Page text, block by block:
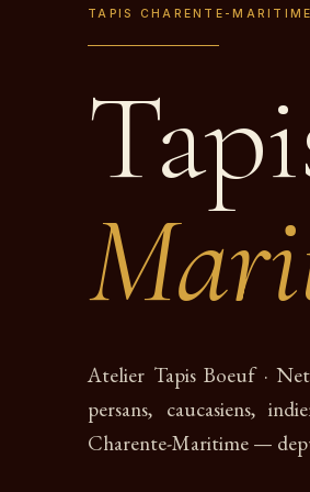
TAPIS CHARENTE-
Atelier Tapis Boeuf ·
persans, caucasiens,
Charente-Maritime —